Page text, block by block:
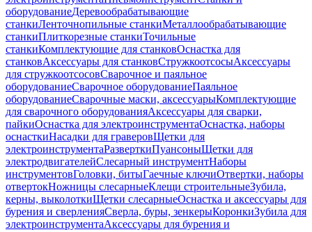
оборудованиеДеревообрабатывающие
станкиЛенточнопильные станкиМеталлообрабатывающие
станкиПлиткорезные станкиТочильные
станкиКомплектующие для станковОснастка для
станковАксессуары для станковСтружкоотсосыАксессуары
для стружкоотсосовСварочное и паяльное
оборудованиеСварочное оборудованиеПаяльное
оборудованиеСварочные маски, аксессуарыКомплектующие
для сварочного оборудованияАксессуары для сварки,
пайкиОснастка для электроинструментаОснастка, наборы
оснасткиНасадки для граверовЩетки для
электроинструментаРазверткиПуансоныЩетки для
электродвигателейСлесарный инструментНаборы
инструментовГоловки, битыГаечные ключиОтвертки, наборы
отвертокНожницы слесарныеКлещи строительныеЗубила,
керны, выколоткиЩетки слесарныеОснастка и аксессуары для
бурения и сверленияСверла, буры, зенкерыКоронкиЗубила для
электроинструментаАксессуары для бурения и